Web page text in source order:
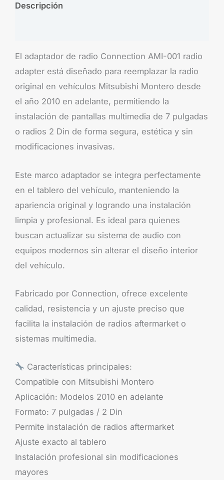
Descripción
El adaptador de radio Connection AMI-001 radio
adapter está diseñado para reemplazar la radio
original en vehículos Mitsubishi Montero desde
el año 2010 en adelante, permitiendo la
instalación de pantallas multimedia de 7 pulgadas
o radios 2 Din de forma segura, estética y sin
modificaciones invasivas.
Este marco adaptador se integra perfectamente
en el tablero del vehículo, manteniendo la
apariencia original y logrando una instalación
limpia y profesional. Es ideal para quienes
buscan actualizar su sistema de audio con
equipos modernos sin alterar el diseño interior
del vehículo.
Fabricado por Connection, ofrece excelente
calidad, resistencia y un ajuste preciso que
facilita la instalación de radios aftermarket o
sistemas multimedia.
Características principales:
Compatible con Mitsubishi Montero
Aplicación: Modelos 2010 en adelante
Formato: 7 pulgadas / 2 Din
Permite instalación de radios aftermarket
Ajuste exacto al tablero
Instalación profesional sin modificaciones
mayores